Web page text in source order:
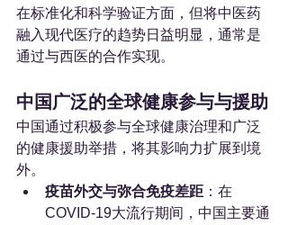
在标准化和科学验证方面，但将中医药
融入现代医疗的趋势日益明显，通常是
通过与西医的合作实现。
中国广泛的全球健康参与与援助
中国通过积极参与全球健康治理和广泛
的健康援助举措，将其影响力扩展到境
外。
疫苗外交与弥合免疫差距 ：在
COVID-19大流行期间，中国主要通